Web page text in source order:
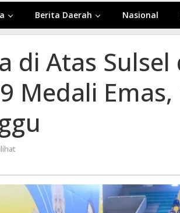
Berita Daerah Nasional
di Atas
Medali